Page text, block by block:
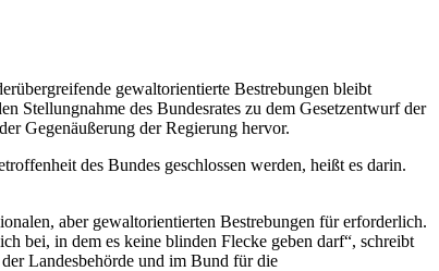
gewaltorientierte Bestrebungen bleibt
Stellungnahme des Bundesrates zu dem Gesetzentwurf der
Gegenäußerung der Regierung hervor.
des Bundes geschlossen werden, heißt es darin.
aber gewaltorientierten Bestrebungen für erforderlich.
bei, in dem es keine blinden Flecke geben darf“, schreibt
Landesbehörde und im Bund für die